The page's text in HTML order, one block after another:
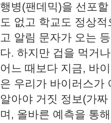
행병(팬데믹)을 선포
도 없고 학교도 정상
고 알림 문자가 오는
다. 하지만 겁을 먹거
어느 때보다 지금, 바
은 우리가 바이러스가
알아야 거짓 정보(가
며, 올바른 예측을 통